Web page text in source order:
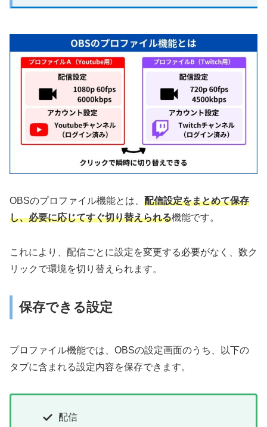
OBSのプロファイル機能とは、 配信設定をまとめて保存
し、必要に応じてすぐ切り替えられる機能です。
これにより、配信ごとに設定を変更する必要がなく、数ク
リックで環境を切り替えられます。
保存できる設定
プロファイル機能では、OBSの設定画面のうち、以下の
タブに含まれる設定内容を保存できます。
配信